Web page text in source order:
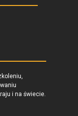
i na świecie.